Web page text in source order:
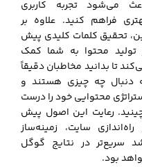
می‌شود تجربه کاربری
فراهم کنید. علاوه بر
تحقیق کلمات کلیدی پیش
تولید محتوا به شما کمک
تا بدانید مخاطبان دقیقاً
دنبال چه چیزی هستند و
محتوایی خود را درست
رعایت این اصول پیش
راه‌اندازی سایت، زمینه‌ساز
سریع‌تر در نتایج گوگل
بود.